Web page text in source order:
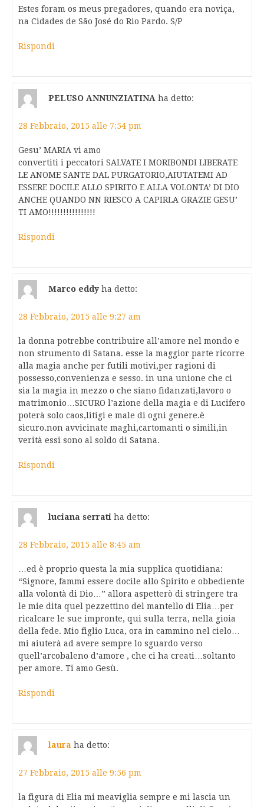
Estes foram os meus pregadores, quando era noviça,
na Cidades de São José do Rio Pardo. S/P
Rispondi
PELUSO ANNUNZIATINA ha detto:
28 Febbraio, 2015 alle 7:54 pm
Gesu’ MARIA vi amo
convertiti i peccatori SALVATE I MORIBONDI LIBERATE
LE ANOME SANTE DAL PURGATORIO,AIUTATEMI AD
ESSERE DOCILE ALLO SPIRITO E ALLA VOLONTA’ DI DIO
ANCHE QUANDO NN RIESCO A CAPIRLA GRAZIE GESU’
TI AMO!!!!!!!!!!!!!!!!
Rispondi
Marco eddy ha detto:
28 Febbraio, 2015 alle 9:27 am
la donna potrebbe contribuire all’amore nel mondo e
non strumento di Satana. esse la maggior parte ricorre
alla magia anche per futili motivi,per ragioni di
possesso,convenienza e sesso. in una unione che ci
sia la magia in mezzo o che siano fidanzati,lavoro o
matrimonio…SICURO l’azione della magia e di Lucifero
poterà solo caos,litigi e male di ogni genere.è
sicuro.non avvicinate maghi,cartomanti o simili,in
verità essi sono al soldo di Satana.
Rispondi
luciana serrati ha detto:
28 Febbraio, 2015 alle 8:45 am
…ed è proprio questa la mia supplica quotidiana:
“Signore, fammi essere docile allo Spirito e obbediente
alla volontà di Dio…” allora aspetterò di stringere tra
le mie dita quel pezzettino del mantello di Elia…per
ricalcare le sue impronte, qui sulla terra, nella gioia
della fede. Mio figlio Luca, ora in cammino nel cielo…
mi aiuterà ad avere sempre lo sguardo verso
quell’arcobaleno d’amore , che ci ha creati…soltanto
per amore. Ti amo Gesù.
Rispondi
laura ha detto:
27 Febbraio, 2015 alle 9:56 pm
la figura di Elia mi meaviglia sempre e mi lascia un